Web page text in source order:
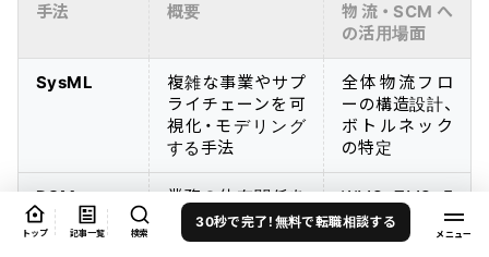
トップ 記事一覧 検索
30秒で完了！無料で転職相談する
手法 概要
物流・SCMへ
の活用場面
SysML
複雑な事業やサプ
ライチェーンを可
視化・モデリング
する手法
全体物流フロ
ーの構造設計、
ボトルネック
の特定
DSM
設計構造マ
トリックス
業務の依存関係を
マトリックス図で
整理し、局所最適
WMS・TMS・E
RPなどシステ
ム間の依存関